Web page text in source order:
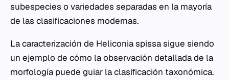
subespecies o variedades separadas en la mayoría
de las clasificaciones modernas.
La caracterización de Heliconia spissasigue siendo
un ejemplo de cómo la observación detallada de la
morfología puede guiar la clasificación taxonómica.